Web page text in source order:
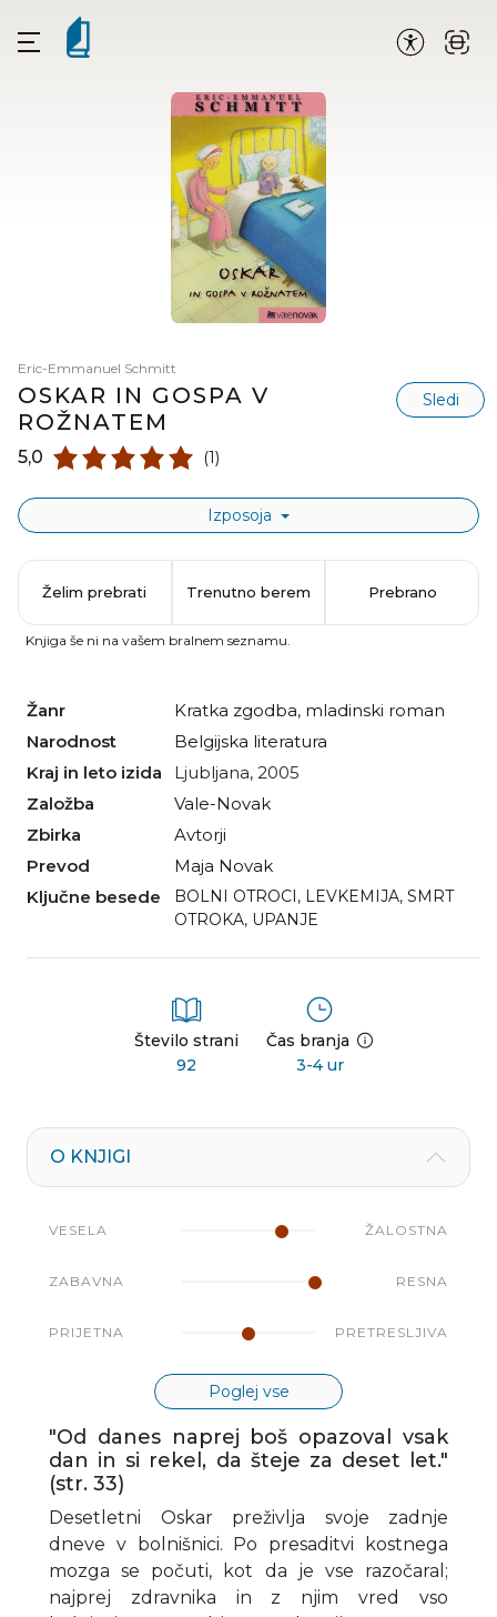
Eric-Emmanuel Schmitt
OSKAR IN GOSPA V
ROŽNATEM
Sledi
5,0 (1)
Izposoja
Žanr kratka zgodba, mladinski roman
Narodnost
belgijska literatura
Kraj in leto izida
Ljubljana, 2005
Založba
Vale-Novak
Zbirka
Avtorji
Prevod
Maja Novak
Ključne besede
BOLNI OTROCI, LEVKEMIJA, SMRT
OTROKA, UPANJE
Število strani
92
Čas branja
3-4 ur
Želim prebrati Trenutno berem Prebrano
Knjiga še ni na vašem bralnem seznamu.
O KNJIGI
VESELA ŽALOSTNA
ZABAVNA RESNA
PRIJETNA PRETRESLJIVA
Poglej vse
"Od danes naprej boš opazoval vsak
dan in si rekel, da šteje za deset let."
(str. 33)
Desetletni Oskar preživlja svoje zadnje
dneve v bolnišnici. Po presaditvi kostnega
mozga se počuti, kot da je vse razočaral;
najprej zdravnika in z njim vred vso